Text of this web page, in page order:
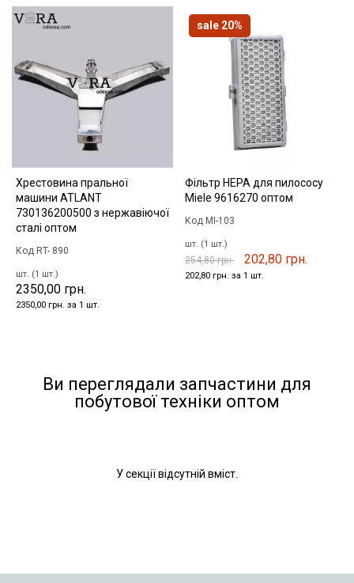
Хрестовина пральної
машини ATLANT
730136200500 з нержавіючої
сталі оптом
Код RT- 890
шт. (1 шт.)
2350,00 грн.
2350,00 грн. за 1 шт.
Фільтр HEPA для пилососу
Miele 9616270 оптом
Код MI-103
шт. (1 шт.)
254,80 грн. 202,80 грн.
202,80 грн. за 1 шт.
sale 20%
Ви переглядали запчастини для
побутової техніки оптом
У секції відсутній вміст.